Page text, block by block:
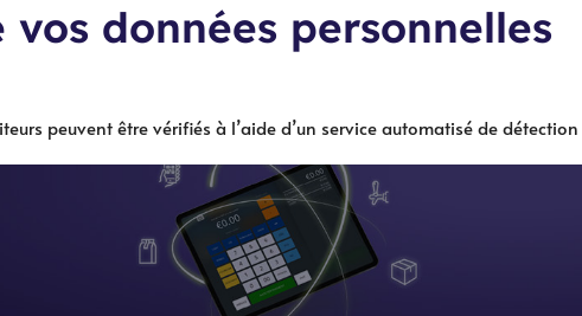
vos données personnelles
peuvent être vérifiés à l’aide d’un service automatisé de